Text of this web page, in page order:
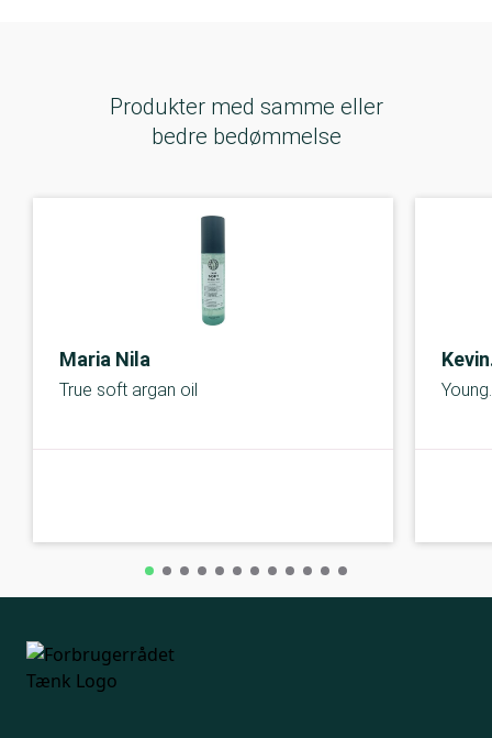
Produkter med samme eller
bedre bedømmelse
Maria Nila
True soft argan oil